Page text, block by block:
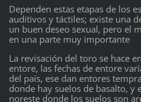
Dependen estas etapas de los
auditivos y táctiles; existe una
un buen deseo sexual, pero el
en una parte muy importante
La revisación del toro se hace
entore, las fechas de entore
del país, ese dan entores
donde hay suelos de basalto, y
noreste donde los suelos son